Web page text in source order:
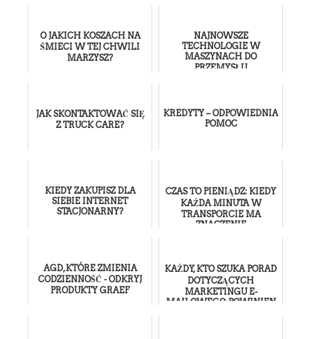
O JAKICH KOSZACH NA
ŚMIECI W TEJ CHWILI
MARZYSZ?
NAJNOWSZE
TECHNOLOGIE W
MASZYNACH DO
PRZEMYSŁU
JAK SKONTAKTOWAĆ SIĘ
Z TRUCK CARE?
KREDYTY – ODPOWIEDNIA
POMOC
KIEDY ZAKUPISZ DLA
SIEBIE INTERNET
STACJONARNY?
CZAS TO PIENIĄDZ: KIEDY
KAŻDA MINUTA W
TRANSPORCIE MA
ZNACZENIE
AGD, KTÓRE ZMIENIA
CODZIENNOŚĆ - ODKRYJ
PRODUKTY GRAEF
KAŻDY, KTO SZUKA PORAD
DOTYCZĄCYCH
MARKETINGU E-
MAILOWEGO, POWINIEN